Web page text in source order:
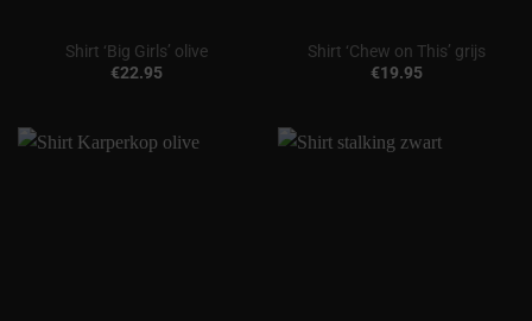
Shirt ‘Big Girls’ olive
€22.95
Shirt ‘Chew on This’ grijs
€19.95